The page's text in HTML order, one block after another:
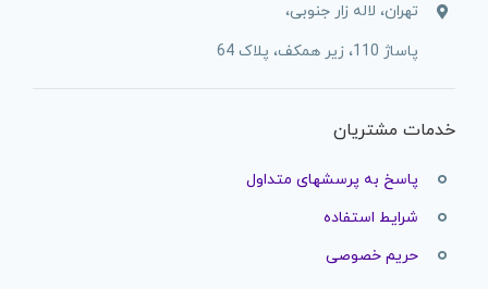
تهران، لاله زار جنوبی،
پاساژ 110، زیر همکف، پلاک 64
خدمات مشتریان
پاسخ به پرسشهای متداول
شرایط استفاده
حریم خصوصی